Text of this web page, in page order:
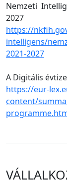
Nemzeti
2027
https://
intelligens/
2021-2027
A Digitális
https://eur-
content/